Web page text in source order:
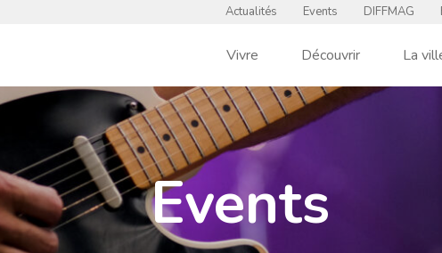
Actualités Events DIFFMAG
Vivre Découvrir La
Events